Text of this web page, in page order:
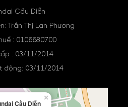
Cầu Diễn
Trần Thị Lan Phương
: 0106680700
: 03/11/2014
động: 03/11/2014
Cầu Diễn
×